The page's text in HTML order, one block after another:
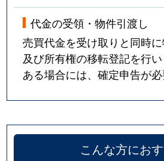
代金の受領・物件引渡し
売買代金を受け取りと同時
及び所有権の移転登記を行
ある場合には、確定申告が必
こんな方にお